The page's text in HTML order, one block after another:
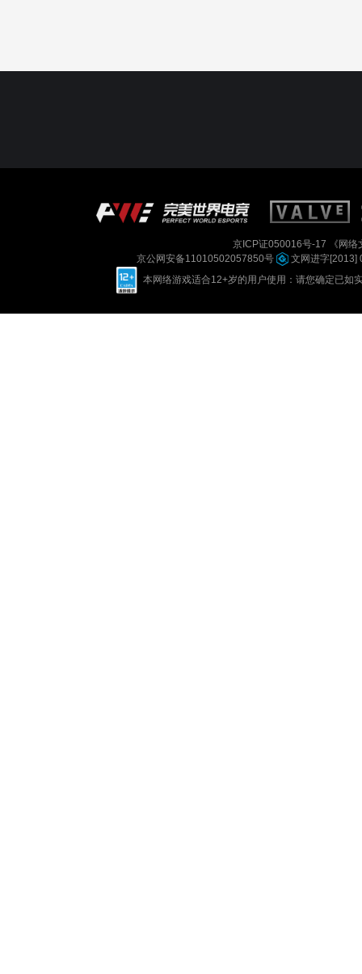
京ICP证050016号-17
《网
京公网安备11010502057850号
文网进字[2013]
本网络游戏适合12+岁的用户使用：请您确定已如